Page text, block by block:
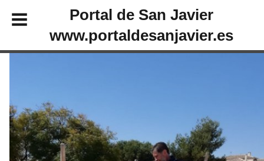
Portal de San Javier
www.portaldesanjavier.es